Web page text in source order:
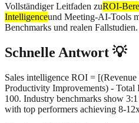
Vollständiger Leitfaden zuROI-
Intelligenceund Meeting-AI-Tools
Benchmarks und realen Fallstudien.
Schnelle Antwort 💡
Sales intelligence ROI =
Productivity Improvements) - Total
100. Industry benchmarks show
with top performers achieving 8-